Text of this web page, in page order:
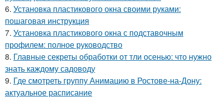
6. Установка пластикового окна своими руками:
пошаговая инструкция
7. Установка пластикового окна с подставочным
профилем: полное руководство
8. Главные секреты обработки от тли осенью: что нужно
знать каждому садоводу
9. Где смотреть группу Анимацию в Ростове-на-Дону:
актуальное расписание